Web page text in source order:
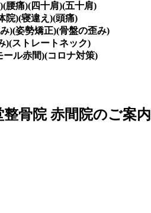
腰痛)(四十肩)(五十肩)
院)(寝違え)(頭痛)
)(姿勢矯正)(骨盤の歪み)
)(ストレートネック)
ル赤間)(コロナ対策)
整骨院 赤間院のご案内